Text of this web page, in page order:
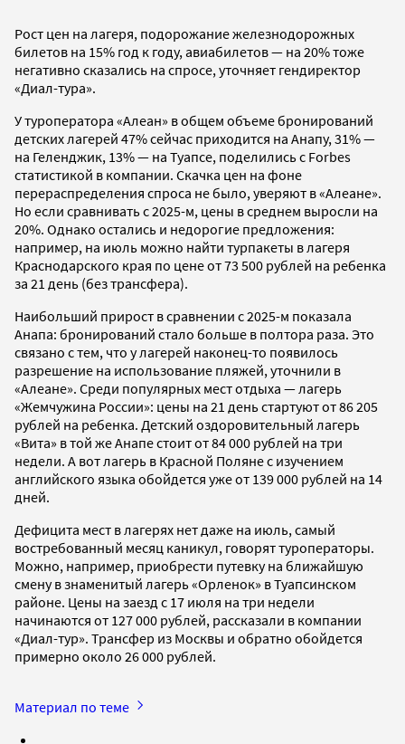
Рост цен на лагеря, подорожание железнодорожных
билетов на 15% год к году, авиабилетов — на 20% тоже
негативно сказались на спросе, уточняет гендиректор
«Диал-тура».
У туроператора «Алеан» в общем объеме бронирований
детских лагерей 47% сейчас приходится на Анапу, 31% —
на Геленджик, 13% — на Туапсе, поделились с Forbes
статистикой в компании. Скачка цен на фоне
перераспределения спроса не было, уверяют в «Алеане».
Но если сравнивать с 2025-м, цены в среднем выросли на
20%. Однако остались и недорогие предложения:
например, на июль можно найти турпакеты в лагеря
Краснодарского края по цене от 73 500 рублей на ребенка
за 21 день (без трансфера).
Наибольший прирост в сравнении с 2025-м показала
Анапа: бронирований стало больше в полтора раза. Это
связано с тем, что у лагерей наконец-то появилось
разрешение на использование пляжей, уточнили в
«Алеане». Среди популярных мест отдыха — лагерь
«Жемчужина России»: цены на 21 день стартуют от 86 205
рублей на ребенка. Детский оздоровительный лагерь
«Вита» в той же Анапе стоит от 84 000 рублей на три
недели. А вот лагерь в Красной Поляне с изучением
английского языка обойдется уже от 139 000 рублей на 14
дней.
Дефицита мест в лагерях нет даже на июль, самый
востребованный месяц каникул, говорят туроператоры.
Можно, например, приобрести путевку на ближайшую
смену в знаменитый лагерь «Орленок» в Туапсинском
районе. Цены на заезд с 17 июля на три недели
начинаются от 127 000 рублей, рассказали в компании
«Диал-тур». Трансфер из Москвы и обратно обойдется
примерно около 26 000 рублей.
Материал по теме